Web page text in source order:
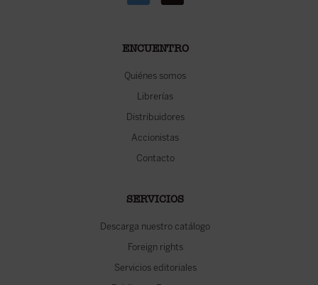
ENCUENTRO
Quiénes somos
Librerías
Distribuidores
Accionistas
Contacto
SERVICIOS
Descarga nuestro catálogo
Foreign rights
Servicios editoriales